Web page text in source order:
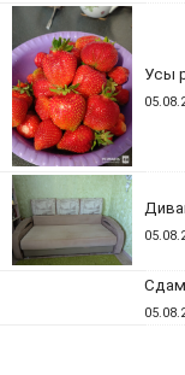
Усы
Сдам